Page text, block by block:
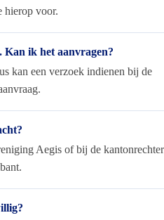
hierop voor.
ik het aanvragen?
kan een verzoek indienen bij de
Aegis of bij de kantonrechter